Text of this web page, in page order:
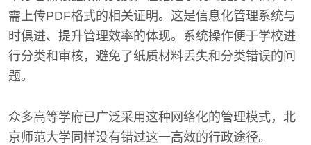
需上传PDF格式的相关证明。这是信息化管理系统与
时俱进、提升管理效率的体现。系统操作便于学校进
行分类和审核，避免了纸质材料丢失和分类错误的问
题。
众多高等学府已广泛采用这种网络化的管理模式，北
京师范大学同样没有错过这一高效的行政途径。